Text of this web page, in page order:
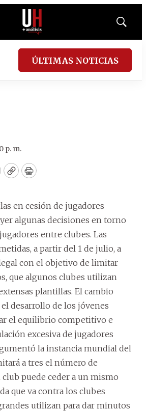
Mostrar
ÚLTIMAS NOTICIAS
p. m.
CopyPrint
en cesión de jugadores
algunas decisiones en torno
entre clubes. Las
a partir del 1 de julio, a
con el objetivo de limitar
que algunos clubes utilizan
plantillas. El cambio
desarrollo de los jóvenes
el equilibrio competitivo e
excesiva de jugadores
la instancia mundial del
a tres el número de
puede ceder a un mismo
que va contra los clubes
utilizan para dar minutos